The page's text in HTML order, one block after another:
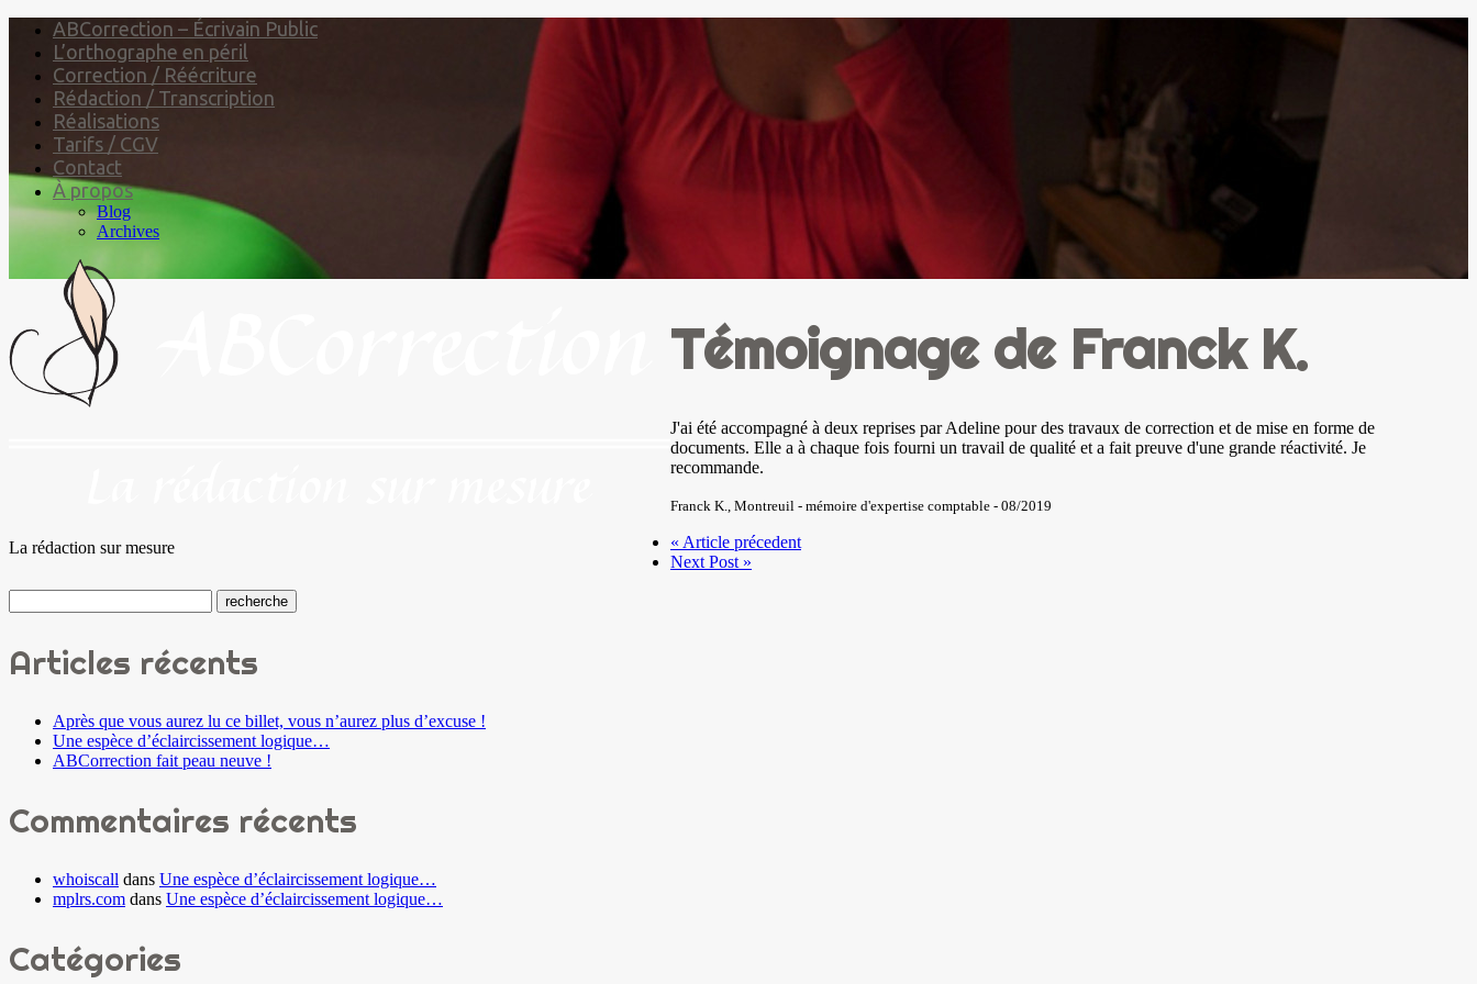
ABCorrection – Écrivain Public
L’orthographe en péril
Correction / Réécriture
Rédaction / Transcription
Réalisations
Tarifs / CGV
Contact
À propos
Blog
Archives
La rédaction sur mesure
Témoignage de Franck K.
J'ai été accompagné à deux reprises par Adeline pour des travaux de correction et de mise en forme de
documents. Elle a à chaque fois fourni un travail de qualité et a fait preuve d'une grande réactivité. Je
recommande.
Franck K., Montreuil - mémoire d'expertise comptable - 08/2019
« Article précedent
Next Post »
Articles récents
Après que vous aurez lu ce billet, vous n’aurez plus d’excuse !
Une espèce d’éclaircissement logique…
ABCorrection fait peau neuve !
Commentaires récents
whoiscall dans Une espèce d’éclaircissement logique…
mplrs.com dans Une espèce d’éclaircissement logique…
Catégories